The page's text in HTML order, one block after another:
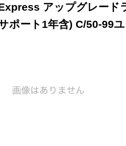
アップグレード
ポート1年含) C/50-99